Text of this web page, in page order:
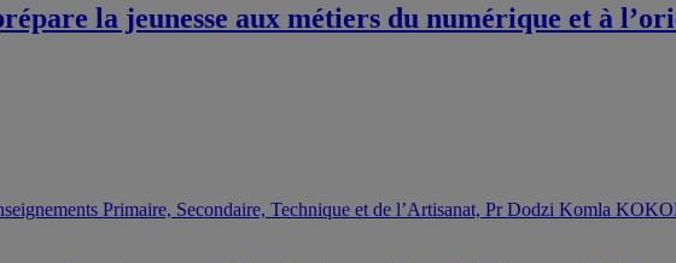
la jeunesse aux métiers du numérique et à